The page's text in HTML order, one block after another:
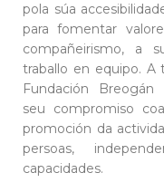
pola súa
para fomentar
compañeirismo, a
traballo en equipo. A
Fundación
seu compromiso
promoción da
persoas,
capacidades.